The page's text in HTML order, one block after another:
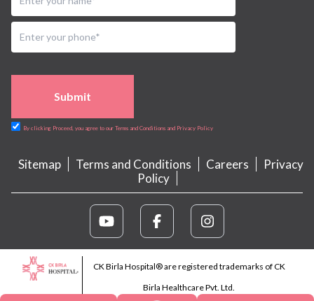
Submit
By clicking Proceed, you agree to our Terms and Conditions and Privacy Policy
Sitemap Terms and Conditions Careers
Privacy
Policy
CK Birla Hospital® are registered trademarks of CK
Birla Healthcare Pvt. Ltd.